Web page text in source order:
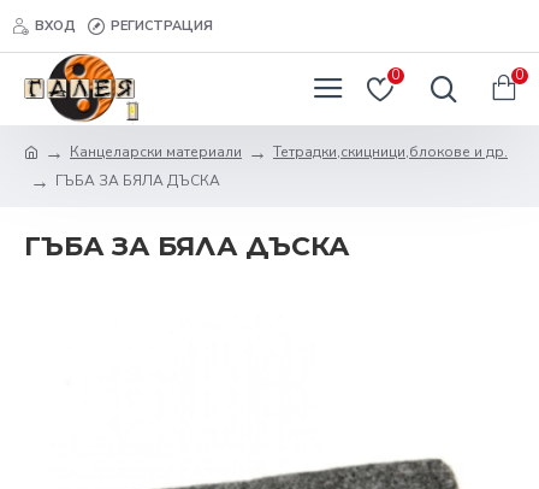
ВХОД РЕГИСТРАЦИЯ
0 0
Канцеларски материали
Тетрадки,скицници,блокове и др.
ГЪБА ЗА БЯЛА ДЪСКА
ГЪБА ЗА БЯЛА ДЪСКА